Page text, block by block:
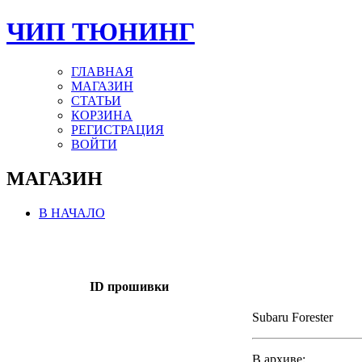
ЧИП ТЮНИНГ
ГЛАВНАЯ
МАГАЗИН
СТАТЬИ
КОРЗИНА
РЕГИСТРАЦИЯ
ВОЙТИ
МАГАЗИН
В НАЧАЛО
ID прошивки
Subaru Forester
В архиве: